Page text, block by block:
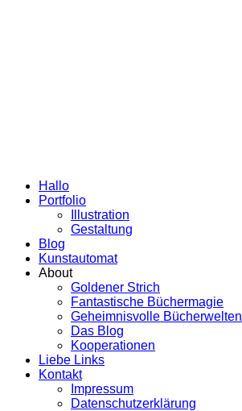
Hallo
Portfolio
Illustration
Gestaltung
Blog
Kunstautomat
About
Goldener Strich
Fantastische Büchermagie
Geheimnisvolle Bücherwelten
Das Blog
Kooperationen
Liebe Links
Kontakt
Impressum
Datenschutzerklärung